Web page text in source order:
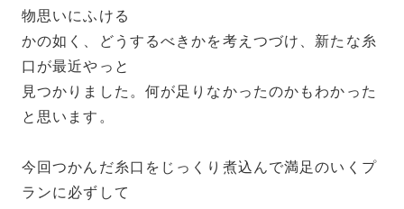
物思いにふける
かの如く、どうするべきかを考えつづけ、新たな糸
口が最近やっと
見つかりました。何が足りなかったのかもわかった
と思います。
今回つかんだ糸口をじっくり煮込んで満足のいくプ
ランに必ずして